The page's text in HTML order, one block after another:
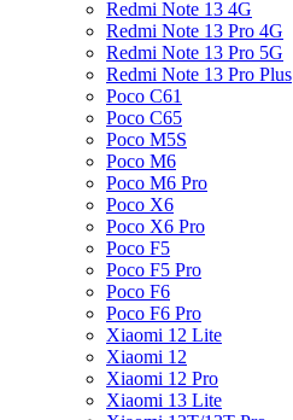
Redmi Note 13 4G
Redmi Note 13 Pro 4G
Redmi Note 13 Pro 5G
Redmi Note 13 Pro Plus
Poco C61
Poco C65
Poco M5S
Poco M6
Poco M6 Pro
Poco X6
Poco X6 Pro
Poco F5
Poco F5 Pro
Poco F6
Poco F6 Pro
Xiaomi 12 Lite
Xiaomi 12
Xiaomi 12 Pro
Xiaomi 13 Lite